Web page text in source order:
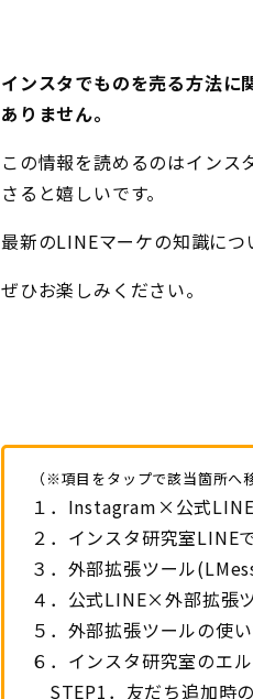
インスタでものを売る方法に
ありません。
この情報を読めるのはインス
さると嬉しいです。
最新のLINEマーケの知識につ
ぜひお楽しみください。
（※項目をタップで該当箇所へ
１．Instagram×公式
２．インスタ研究室LINE
３．外部拡張ツール
４．公式LINE×外部拡張
５．外部拡張ツールの使
６．インスタ研究室のエ
STEP1．友だち追加時